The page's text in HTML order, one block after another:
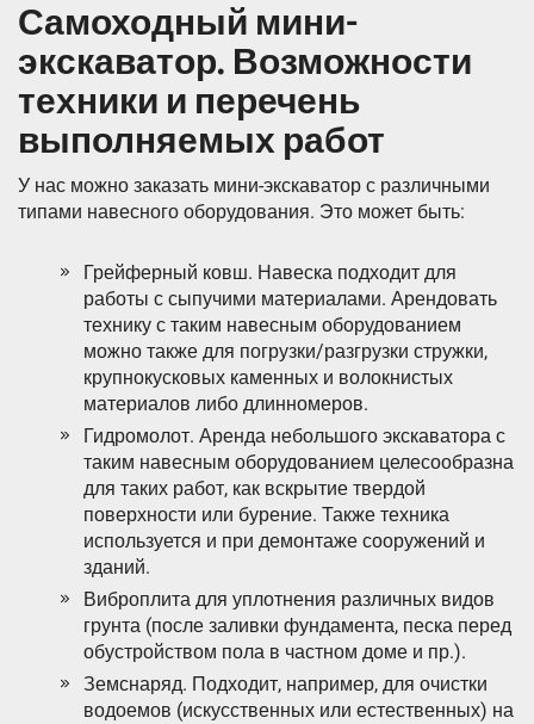
Самоходный мини-
экскаватор. Возможности
техники и перечень
выполняемых работ
У нас можно заказать мини-экскаватор с различными
типами навесного оборудования. Это может быть:
Грейферный ковш. Навеска подходит для
работы с сыпучими материалами. Арендовать
технику с таким навесным оборудованием
можно также для погрузки/разгрузки стружки,
крупнокусковых каменных и волокнистых
материалов либо длинномеров.
Гидромолот. Аренда небольшого экскаватора с
таким навесным оборудованием целесообразна
для таких работ, как вскрытие твердой
поверхности или бурение. Также техника
используется и при демонтаже сооружений и
зданий.
Виброплита для уплотнения различных видов
грунта (после заливки фундамента, песка перед
обустройством пола в частном доме и пр.).
Земснаряд. Подходит, например, для очистки
водоемов (искусственных или естественных) на